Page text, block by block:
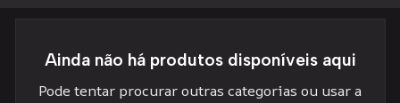
Ainda não há produtos disponíveis aqui
Pode tentar procurar outras categorias ou usar a